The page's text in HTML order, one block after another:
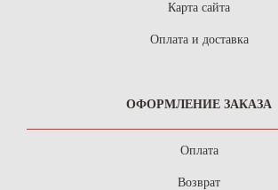
Карта сайта
Оплата и доставка
ОФОРМЛЕНИЕ ЗАКАЗА
Оплата
Возврат